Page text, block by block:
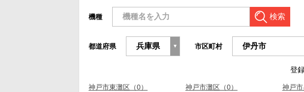
機種 検索
都道府県 市区町村
登
神戸市東灘区（0） 神戸市灘区（0） 神戸市